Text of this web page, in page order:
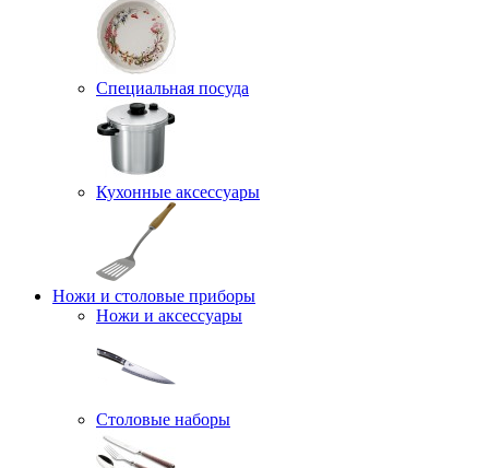
Специальная посуда
Кухонные аксессуары
Ножи и столовые приборы
Ножи и аксессуары
Столовые наборы